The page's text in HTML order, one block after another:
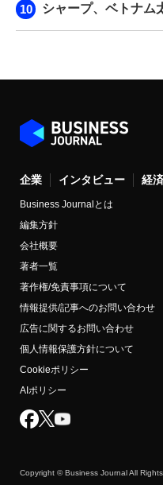
シャープ、ベトナム
企業 インタビュー 経済
Business Journalとは
編集方針
会社概要
著者一覧
著作権/免責事項について
情報提供/記事へのお問い合わせ
広告に関するお問い合わせ
個人情報保護方針について
Cookieポリシー
AIポリシー
Copyright © Business Journal All Rights